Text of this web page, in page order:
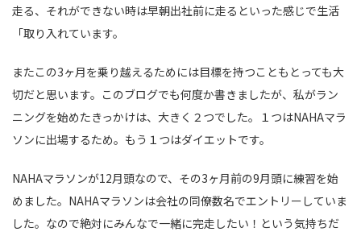
走る、それができない時は早朝出社前に走るといった感じで生活
「取り入れています。
またこの3ヶ月を乗り越えるためには目標を持つこともとっても大
切だと思います。このブログでも何度か書きましたが、私がラン
ニングを始めたきっかけは、大きく２つでした。１つはNAHAマラ
ソンに出場するため。もう１つはダイエットです。
NAHAマラソンが12月頭なので、その3ヶ月前の9月頭に練習を始
めました。NAHAマラソンは会社の同僚数名でエントリーしていま
した。なので絶対にみんなで一緒に完走したい！という気持ちだ